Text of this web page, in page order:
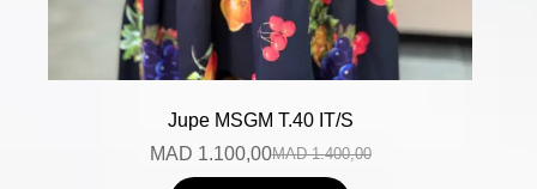
Jupe MSGM T.40 IT/S
MAD1.400,00
MAD 1.100,00